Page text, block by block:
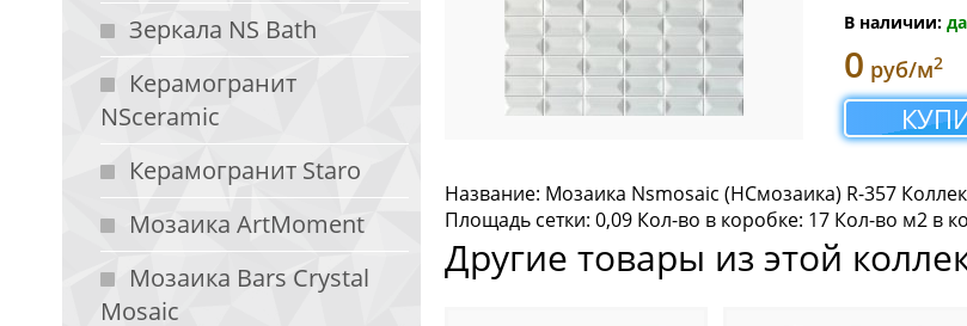
Зеркала NS Bath
Керамогранит
NSceramic
Керамогранит Staro
Мозаика ArtMoment
Мозаика Bars Crystal
Mosaic
В наличии: да
0 руб/м2
Название: Мозаика Nsmosaic (НСмозаика) R-357
Площадь сетки: 0,09 Кол-во в коробке: 17 Кол-во м2 в
Другие товары из этой